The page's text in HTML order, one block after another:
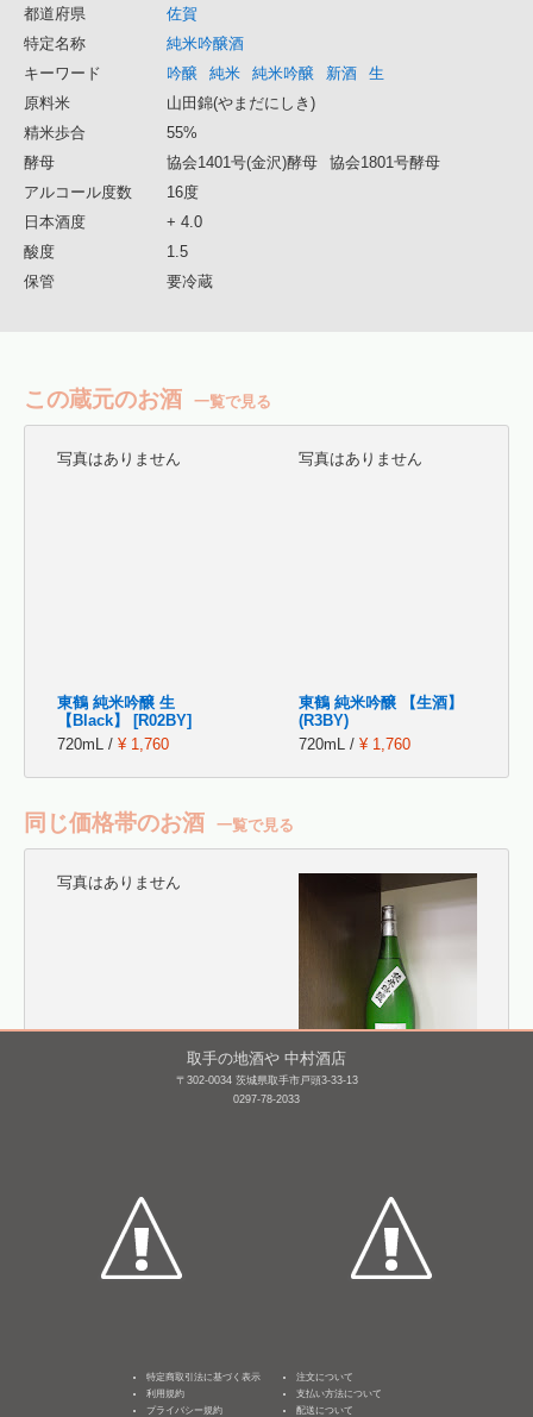
都道府県
佐賀
特定名称
純米吟醸酒
キーワード
吟醸 純米 純米吟醸 新酒
生
原料米
山田錦(やまだにしき)
精米歩合
55%
酵母
協会1401号(金沢)酵母
協会1801号酵母
アルコール度数
16度
日本酒度
+ 4.0
酸度
1.5
保管
要冷蔵
この蔵元のお酒 一覧で見る
写真はありません
東鶴 純米吟醸 生
【Black】 [R02BY]
720mL / ¥ 1,760
写真はありません
東鶴 純米吟醸 【生酒】
(R3BY)
720mL / ¥ 1,760
同じ価格帯のお酒 一覧で見る
写真はありません
取手の地酒や 中村酒店
〒302-0034 茨城県取手市戸頭3-33-13
0297-78-2033
特定商取引法に基づく表示
利用規約
プライバシー規約
注文について
支払い方法について
配送について